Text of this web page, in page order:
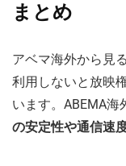
まとめ
アベマ海外から見
利用しないと放映
います。ABEMA海
の安定性や通信速